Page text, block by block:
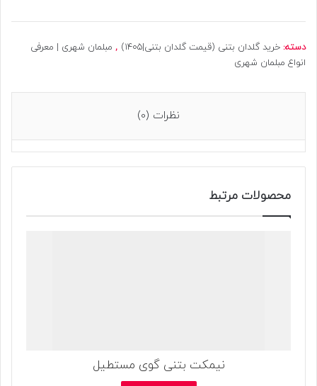
دسته: خرید گلدان بتنی (قیمت گلدان بتنی|1405) , مبلمان شهری | معرفی
انواع مبلمان شهری
نظرات (0)
محصولات مرتبط
نیمکت بتنی گوی مستطیل